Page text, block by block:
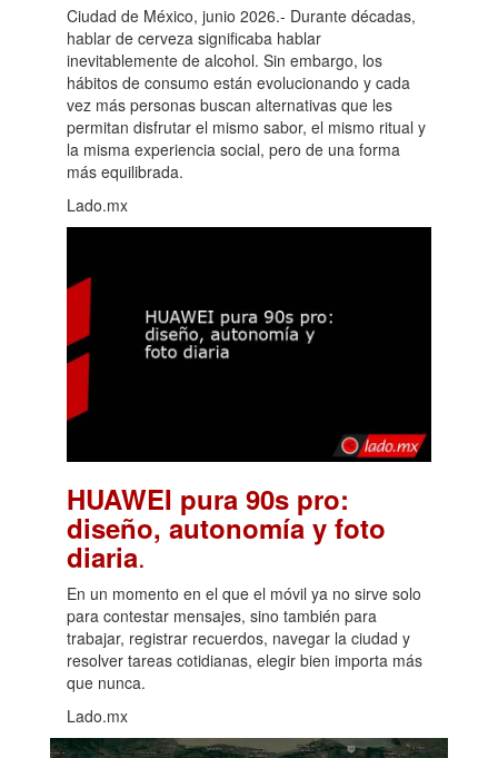
Ciudad de México, junio 2026.- Durante décadas,
hablar de cerveza significaba hablar
inevitablemente de alcohol. Sin embargo, los
hábitos de consumo están evolucionando y cada
vez más personas buscan alternativas que les
permitan disfrutar el mismo sabor, el mismo ritual y
la misma experiencia social, pero de una forma
más equilibrada.
Lado.mx
HUAWEI pura 90s pro:
diseño, autonomía y foto
diaria.
En un momento en el que el móvil ya no sirve solo
para contestar mensajes, sino también para
trabajar, registrar recuerdos, navegar la ciudad y
resolver tareas cotidianas, elegir bien importa más
que nunca.
Lado.mx